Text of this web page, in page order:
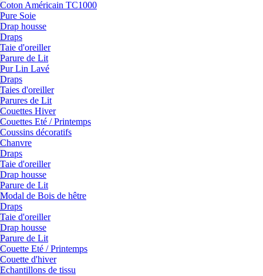
Coton Américain TC1000
Pure Soie
Drap housse
Draps
Taie d'oreiller
Parure de Lit
Pur Lin Lavé
Draps
Taies d'oreiller
Parures de Lit
Couettes Hiver
Couettes Eté / Printemps
Coussins décoratifs
Chanvre
Draps
Taie d'oreiller
Drap housse
Parure de Lit
Modal de Bois de hêtre
Draps
Taie d'oreiller
Drap housse
Parure de Lit
Couette Eté / Printemps
Couette d'hiver
Echantillons de tissu